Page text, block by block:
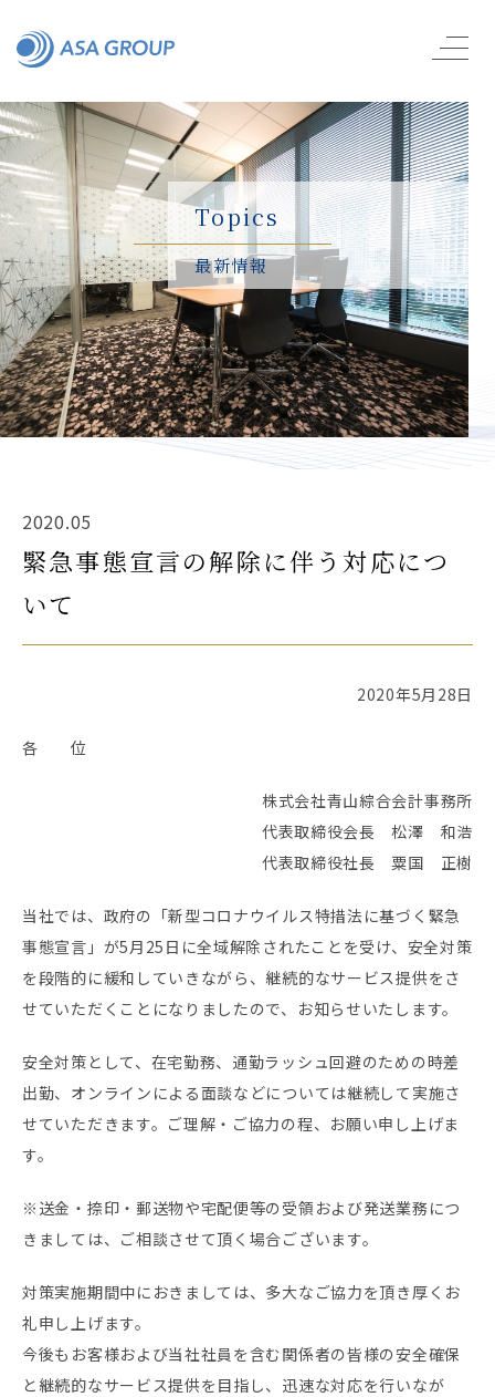
Topics
最新情報
2020.05
緊急事態宣言の解除に伴う対応につ
いて
2020年5月28日
各 位
株式会社青山綜合会計事務所
代表取締役会長 松澤 和浩
代表取締役社長 粟国 正樹
当社では、政府の「新型コロナウイルス特措法に基づく緊急
事態宣言」が5月25日に全域解除されたことを受け、安全対策
を段階的に緩和していきながら、継続的なサービス提供をさ
せていただくことになりましたので、お知らせいたします。
安全対策として、在宅勤務、通勤ラッシュ回避のための時差
出勤、オンラインによる面談などについては継続して実施さ
せていただきます。ご理解・ご協力の程、お願い申し上げま
す。
※送金・捺印・郵送物や宅配便等の受領および発送業務につ
きましては、ご相談させて頂く場合ございます。
対策実施期間中におきましては、多大なご協力を頂き厚くお
礼申し上げます。
今後もお客様および当社社員を含む関係者の皆様の安全確保
と継続的なサービス提供を目指し、迅速な対応を行いなが